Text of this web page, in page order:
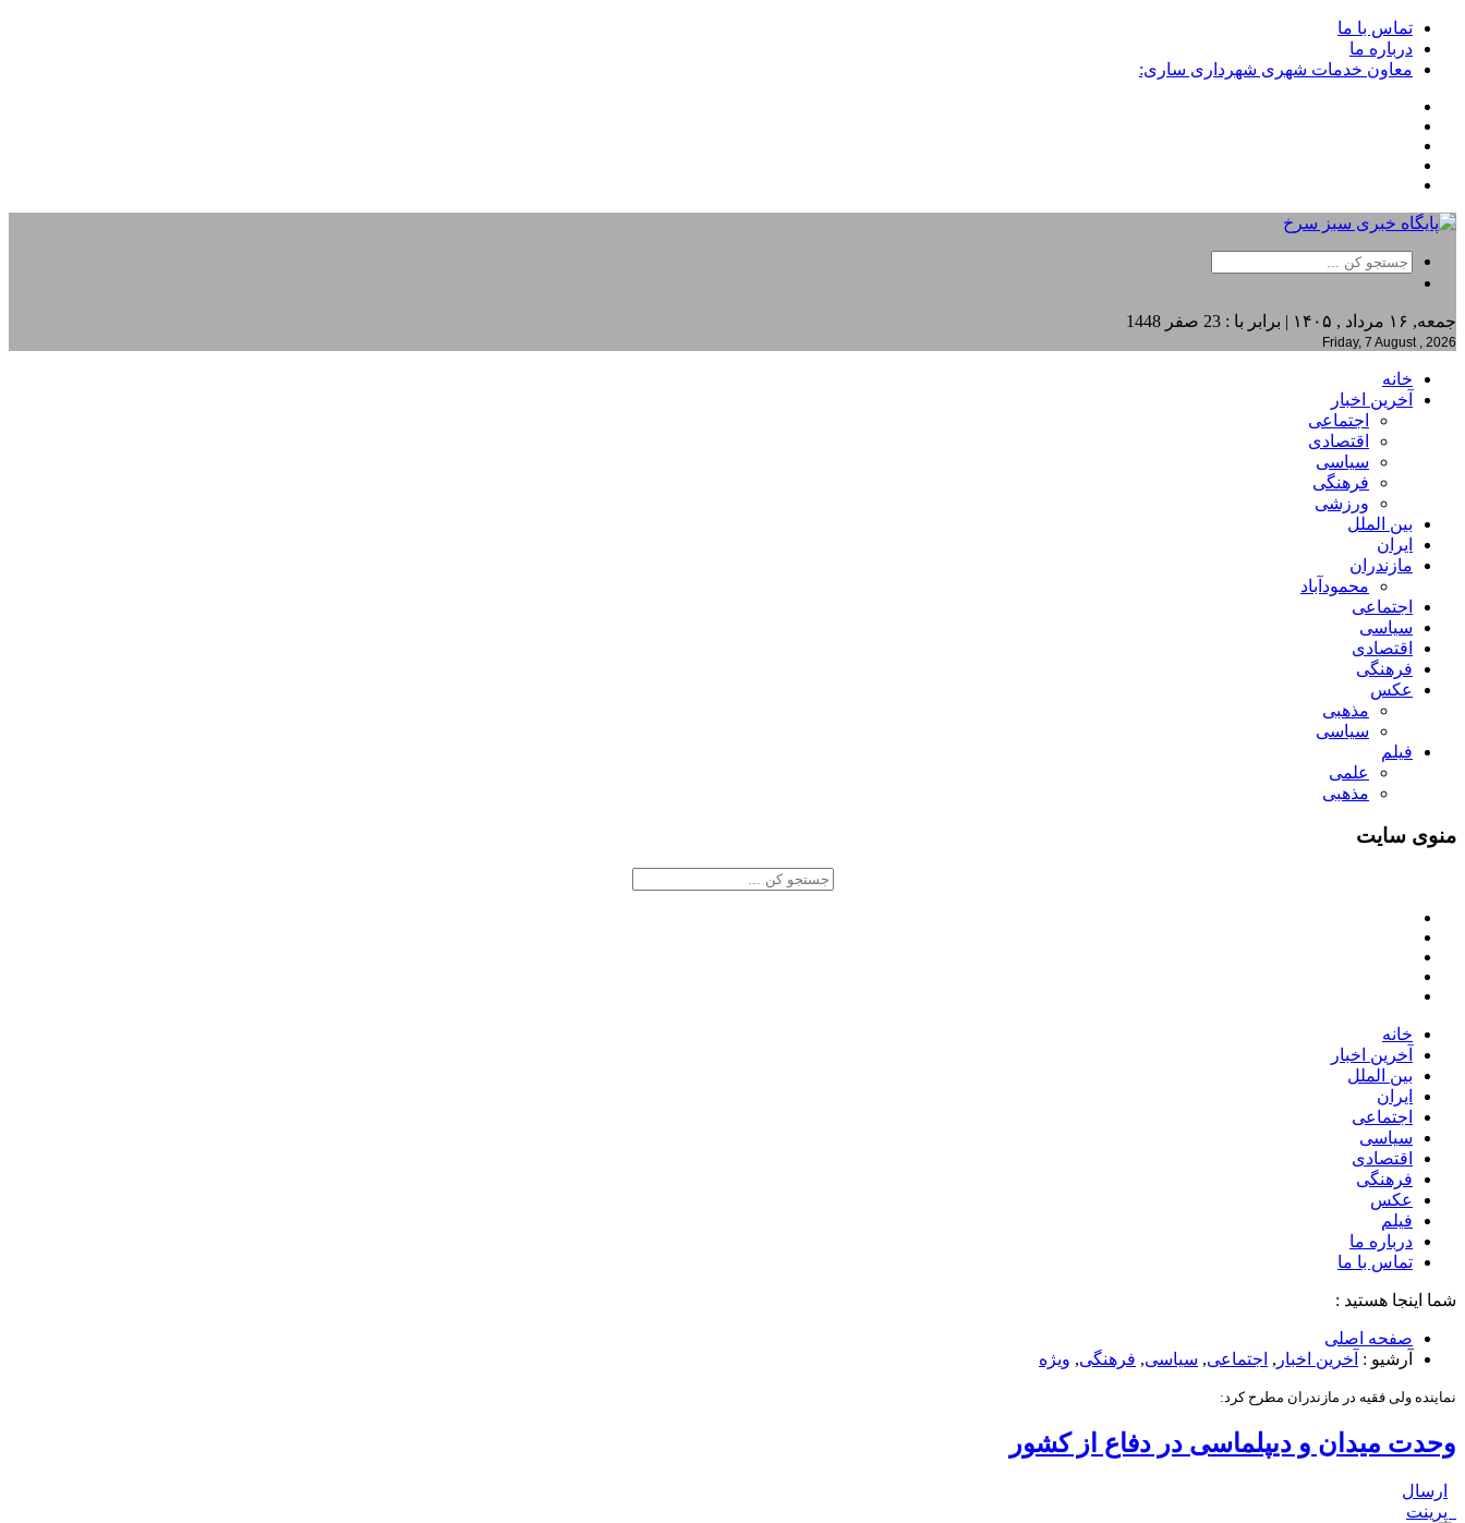
تماس با ما
درباره ما
معاون خدمات شهری شهرداری ساری:
جمعه, ۱۶ مرداد , ۱۴۰۵ | برابر با : 23 صفر 1448
Friday, 7 August , 2026
خانه
آخرین اخبار
اجتماعی
اقتصادی
سیاسی
فرهنگی
ورزشی
بین الملل
ایران
مازندران
محمودآباد
اجتماعی
سیاسی
اقتصادی
فرهنگی
عکس
مذهبی
سیاسی
فیلم
علمی
مذهبی
منوی سایت
خانه
آخرین اخبار
بین الملل
ایران
اجتماعی
سیاسی
اقتصادی
فرهنگی
عکس
فیلم
درباره ما
تماس با ما
شما اینجا هستید :
صفحه اصلی
آرشیو : آخرین اخبار , اجتماعی, سیاسی, فرهنگی, ویژه
نماینده ولی‌ فقیه در مازندران مطرح کرد:
وحدت میدان و دیپلماسی در دفاع از کشور
ارسال
پرینت